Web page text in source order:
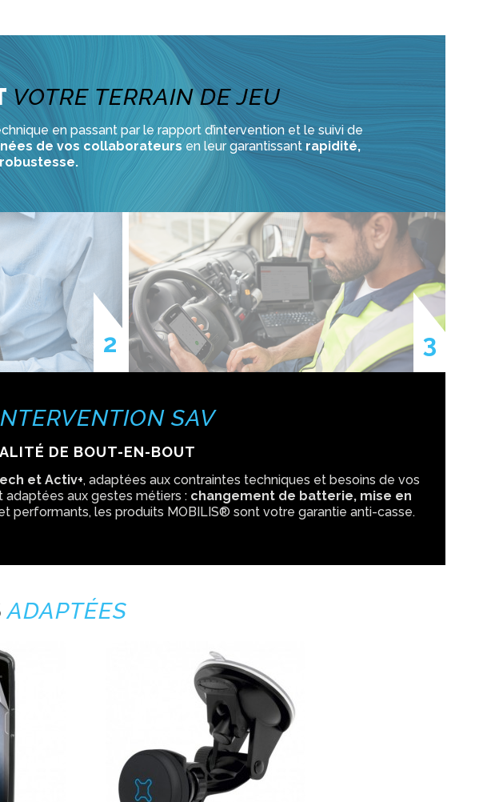
VOTRE TERRAIN DE JEU
en passant par le rapport d’intervention et le suivi de
de vos collaborateurs en leur garantissant rapidité,
SAV
DE BOUT-EN-BOUT
et Activ+, adaptées aux contraintes techniques et besoins de vos
adaptées aux gestes métiers : changement de batterie, mise en
performants, les produits MOBILIS® sont votre garantie anti-casse.
ADAPTÉES​​